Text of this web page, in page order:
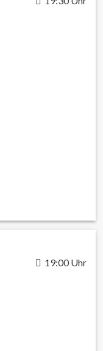
19:00 Uhr